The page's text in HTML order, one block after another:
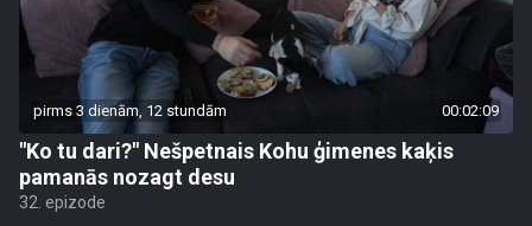
pirms 3 dienām, 12 stundām 00:02:09
"Ko tu dari?" Nešpetnais Kohu ģimenes kaķis
pamanās nozagt desu
32. epizode